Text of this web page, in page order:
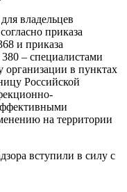
владельцев
приказа
и приказа
– специалистами
организации в пунктах
Российской
на территории
вступили в силу с